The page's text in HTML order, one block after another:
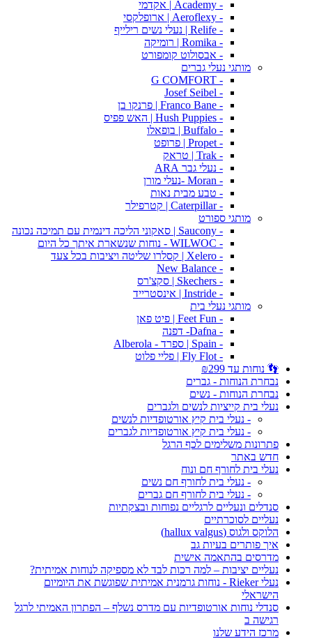
- Academy | אקדמי
- Aeroflexy | ארופלקסי
- Relife | נעלי נשים רילייף
- Romika | רומיקה
- אבסולוט קומפורט
מותגי נעלי גברים
- G COMFORT
- Josef Seibel
- Franco Bane | פרנקו בן
- Hush Puppies | האש פפיס
- Buffalo | בופאלו
- Propet | פרופט
- Trak | טראק
- נעלי גבר ARA
- Moran -נעלי מורן
- טבע מבית נאות
- Caterpillar | קטרפילר
מותגי ספורט
- Saucony | סאקוני הליכה דינמית עם תמיכה נכונה
- WILWOC - נוחות שנשארת איתך כל היום
- Xelero | קסלרו שליטה ויציבות בכל צעד
- New Balance
- Skechers | סקצ'רס
- Instride | אינסטרייד
מותגי נעלי בית
- Feet Fun | פיט פאן
- Dafna- דפנה
- Spain | ספרד - Alberola
- Fly Flot | פליי פלוט
👣 נוחות עד ₪299
נבחרת הנוחות - גברים
נבחרת הנוחות - נשים
נעלי בית קייציות לנשים ולגברים
- נעלי בית קיץ אורטופדיות לנשים
- נעלי בית קיץ אורטופדיות לגברים
פתרונות משלימים לכף הרגל
חדש באתר
נעלי בית לחורף חם ונוח
- נעלי בית לחורף חם נשים
- נעלי בית לחורף חם גברים
סנדלים ונעליים לרגליים נפוחות ובצקתיות
נעליים לסוכרתיים
הלוקס ולגוס (hallux valgus)
איך פותרים בעיות גב
מדרסים בהתאמה אישית
נעליים יציבות – למה רכות לבד לא מספיקה לנוחות אמיתית?
נעלי Rieker - נוחות גרמנית אמיתית שפוגשת את היומיום
הישראלי
סנדלי נוחות אורטופדיות עם מדרס נשלף – הפתרון האמיתי לרגל
רגישה ב
מרכז הידע שלנו